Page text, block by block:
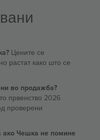
Цените се
растат како што се
во продажба?
првенство 2026
проверени
ако Чешка не помине